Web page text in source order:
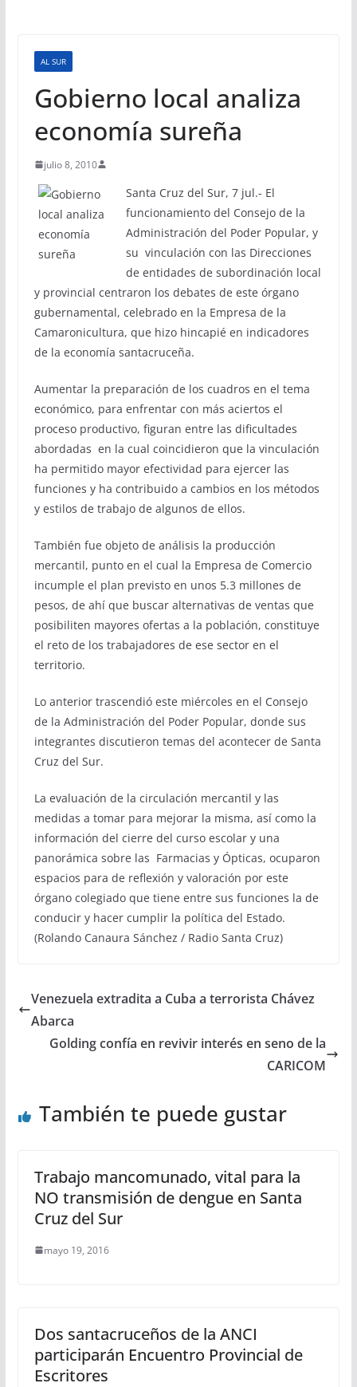
AL SUR
Gobierno local analiza
economía sureña
julio 8, 2010
Santa Cruz del Sur, 7 jul.- El
funcionamiento del Consejo de la
Administración del Poder Popular, y
su vinculación con las Direcciones
de entidades de subordinación local
y provincial centraron los debates de este órgano
gubernamental, celebrado en la Empresa de la
Camaronicultura, que hizo hincapié en indicadores
de la economía santacruceña.
Aumentar la preparación de los cuadros en el tema
económico, para enfrentar con más aciertos el
proceso productivo, figuran entre las dificultades
abordadas en la cual coincidieron que la vinculación
ha permitido mayor efectividad para ejercer las
funciones y ha contribuido a cambios en los métodos
y estilos de trabajo de algunos de ellos.
También fue objeto de análisis la producción
mercantil, punto en el cual la Empresa de Comercio
incumple el plan previsto en unos 5.3 millones de
pesos, de ahí que buscar alternativas de ventas que
posibiliten mayores ofertas a la población, constituye
el reto de los trabajadores de ese sector en el
territorio.
Lo anterior trascendió este miércoles en el Consejo
de la Administración del Poder Popular, donde sus
integrantes discutieron temas del acontecer de Santa
Cruz del Sur.
La evaluación de la circulación mercantil y las
medidas a tomar para mejorar la misma, así como la
información del cierre del curso escolar y una
panorámica sobre las Farmacias y Ópticas, ocuparon
espacios para de reflexión y valoración por este
órgano colegiado que tiene entre sus funciones la de
conducir y hacer cumplir la política del Estado.
(Rolando Canaura Sánchez / Radio Santa Cruz)
Venezuela extradita a Cuba a terrorista Chávez
Abarca
Golding confía en revivir interés en seno de la
CARICOM
También te puede gustar
Trabajo mancomunado, vital para la
NO transmisión de dengue en Santa
Cruz del Sur
mayo 19, 2016
Dos santacruceños de la ANCI
participarán Encuentro Provincial de
Escritores